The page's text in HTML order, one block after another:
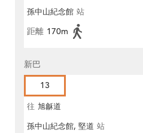
孫中山紀念館 站
距離 170m
新巴
13
往 旭龢道
孫中山紀念館, 堅道 站